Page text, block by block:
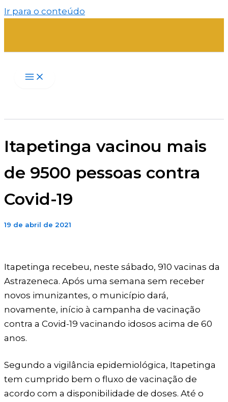
Ir para o conteúdo
Itapetinga vacinou mais
de 9500 pessoas contra
Covid-19
19 de abril de 2021
Itapetinga recebeu, neste sábado, 910 vacinas da
Astrazeneca. Após uma semana sem receber
novos imunizantes, o município dará,
novamente, início à campanha de vacinação
contra a Covid-19 vacinando idosos acima de 60
anos.
Segundo a vigilância epidemiológica, Itapetinga
tem cumprido bem o fluxo de vacinação de
acordo com a disponibilidade de doses. Até o